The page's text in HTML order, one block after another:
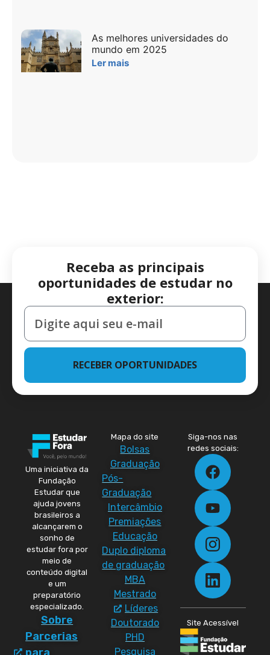
As melhores universidades do
mundo em 2025
Ler mais
Receba as principais
oportunidades de estudar no
exterior:
RECEBER OPORTUNIDADES
Uma iniciativa da
Fundação
Estudar que
ajuda jovens
brasileiros a
alcançarem o
sonho de
estudar fora por
meio de
conteúdo digital
e um
preparatório
especializado.
Sobre
Parcerias
para
Mapa do site
Bolsas
Graduação
Pós-
Graduação
Intercâmbio
Premiações
Educação
Duplo diploma
de graduação
MBA
Mestrado
Líderes
Doutorado
PHD
Pesquisa
Siga-nos nas
redes sociais:
Site Acessível